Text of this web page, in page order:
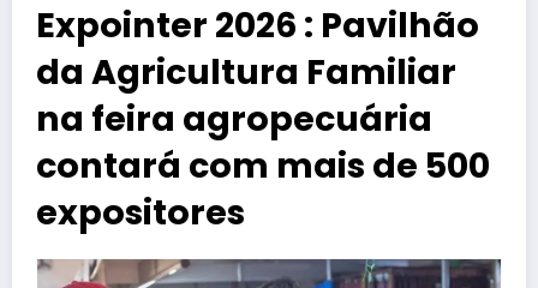
Expointer 2026 : Pavilhão
da Agricultura Familiar
na feira agropecuária
contará com mais de 500
expositores